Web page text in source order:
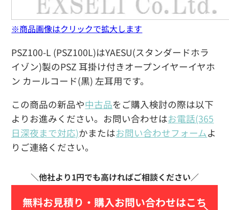
PSZ100-L (PSZ100L)はYAESU(スタンダードホラ
イゾン)製のPSZ 耳掛け付きオープンイヤーイヤホ
ン カールコード(黒) 左耳用です。
この商品の新品や中古品をご購入検討の際は以下
よりお進みください。お問い合わせはお電話(365
日深夜まで対応)かまたはお問い合わせフォームよ
りご連絡ください。
無料お見積り・ 購入お問い合わせはこち
※商品画像はクリックで拡大します